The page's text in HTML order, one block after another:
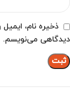
ذخیره نام،
دیدگاهی می‌نویسم.